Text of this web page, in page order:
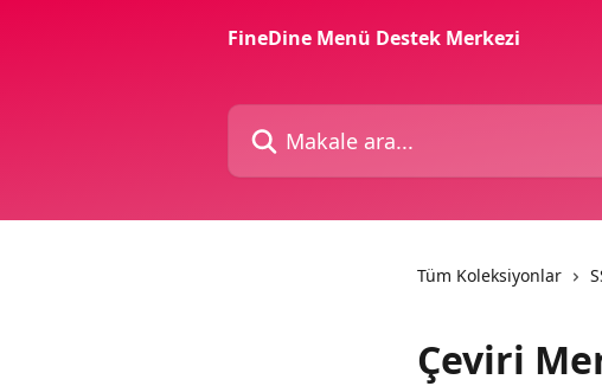
FineDine Menü Destek Merkezi
Makale ara...
Tüm Koleksiyonlar
Çeviri